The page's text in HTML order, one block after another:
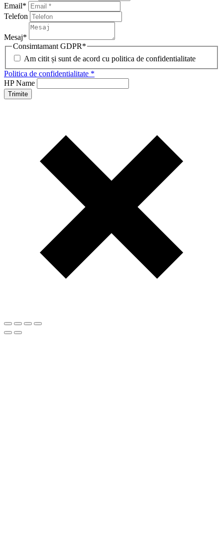
Email*
Telefon
Mesaj*
Consimtamant GDPR*
Am citit și sunt de acord cu politica de confidentialitate
Politica de confidentialitate *
HP Name
Trimite